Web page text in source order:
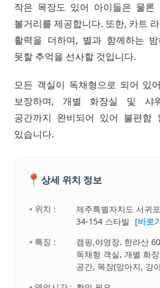
작은 목장도 있어 아이들은 물론
볼거리를 제공합니다. 또한, 카트
활력을 더하며, 별과 함께하는
못할 추억을 선사할 것입니다.
모든 객실이 독채형으로 되어 있
보장하며, 개별 화장실 및 샤
공간까지 완비되어 있어 불편함
있습니다.
📍 상세 위치 정보
• 위치 :
제주특별자치도 서귀
34-154 스타빌
[바로
• 특징 :
캠핑,야영장. 한라산
독채형 객실, 개별 화
공간, 목장(망아지, 강